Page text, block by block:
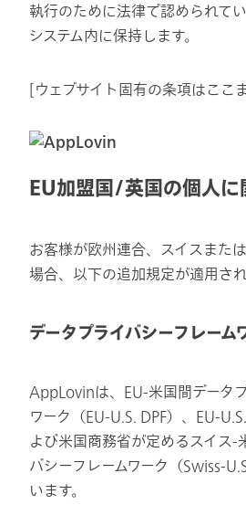
執行のために法律で認められて
システム内に保持します。
[ウェブサイト固有の条項はここ
EU加盟国/英国の個人に
お客様が欧州連合、スイスまた
場合、以下の追加規定が適用され
データプライバシーフレーム
AppLovinは、EU-米国間データ
ワーク（EU-U.S. DPF）、EU-
よび米国商務省が定めるスイス-
バシーフレームワーク（Swiss-
います。